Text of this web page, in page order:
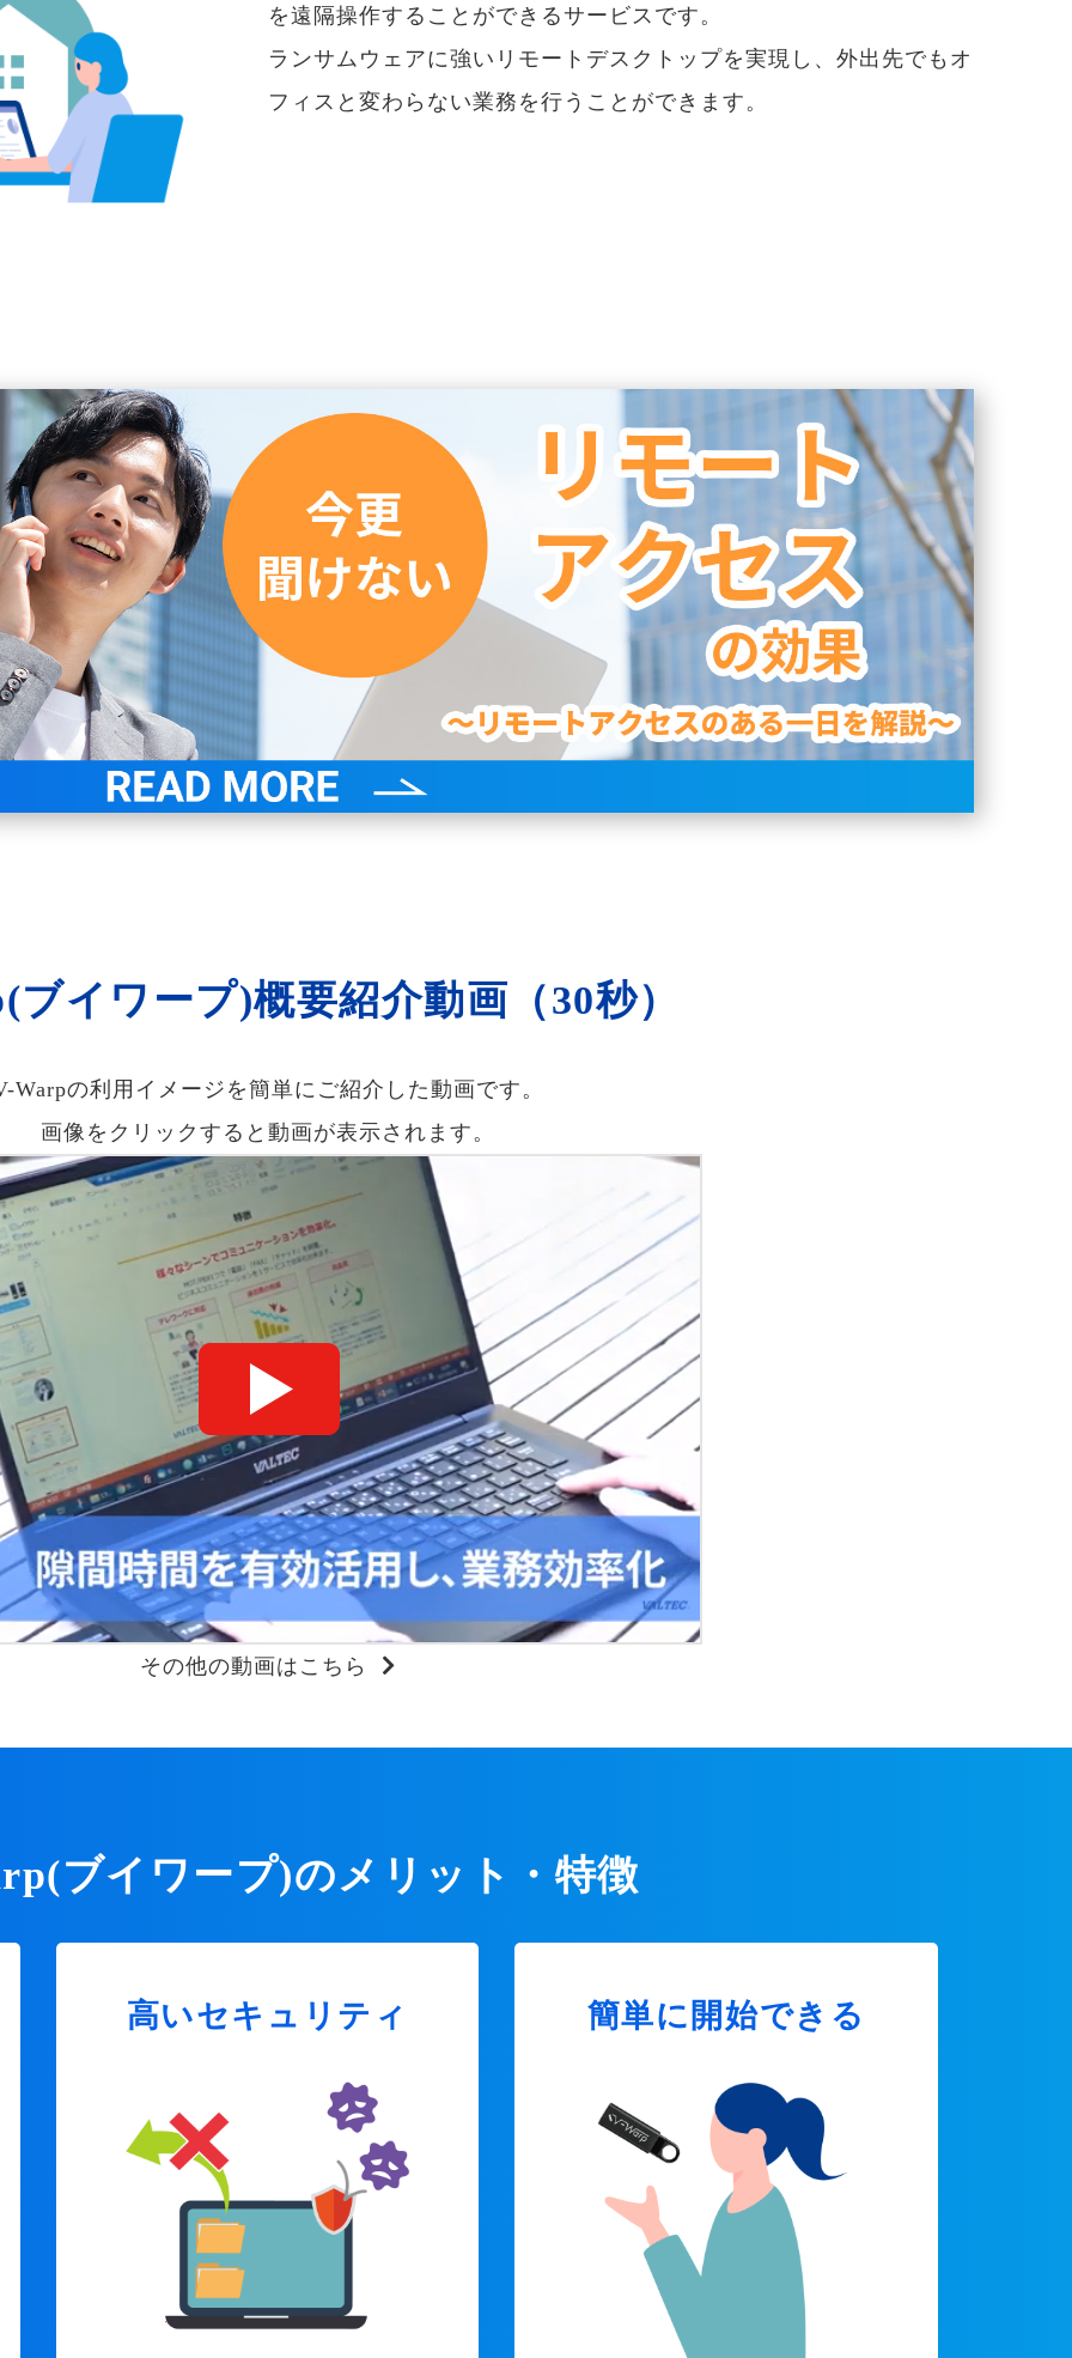
を遠隔操作することができるサービスです。
ランサムウェアに強いリモートデスクトップを実現し、外出先でもオ
フィスと変わらない業務を行うことができます。
ブイワープ)概要紹介動画（30秒）
Warpの利用イメージを簡単にご紹介した動画です。
画像をクリックすると動画が表示されます。
その他の動画はこちら
ブイワープ)のメリット・特徴
高いセキュリティ 簡単に開始できる